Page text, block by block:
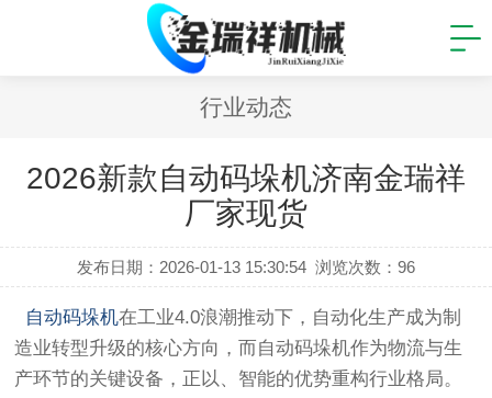
行业动态
2026新款自动码垛机济南金瑞祥
厂家现货
发布日期：2026-01-13 15:30:54 浏览次数：96
自动码垛机在工业4.0浪潮推动下，自动化生产成为制
造业转型升级的核心方向，而自动码垛机作为物流与生
产环节的关键设备，正以、智能的优势重构行业格局。